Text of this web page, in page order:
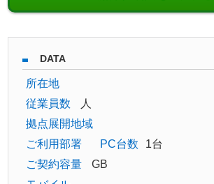
DATA
所在地
従業員数
人
拠点展開地域
ご利用部署
PC台数
1台
ご契約容量
GB